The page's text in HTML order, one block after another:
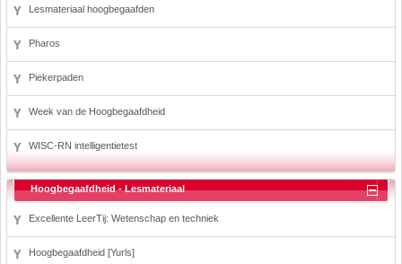
Lesmateriaal hoogbegaafden
Pharos
Piekerpaden
Week van de Hoogbegaafdheid
WISC-RN intelligentietest
Hoogbegaafdheid - Lesmateriaal
Excellente LeerTij: Wetenschap en techniek
Hoogbegaafdheid [Yurls]